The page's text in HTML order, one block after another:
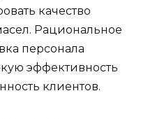
качество
Рациональное
персонала
эффективность
клиентов.